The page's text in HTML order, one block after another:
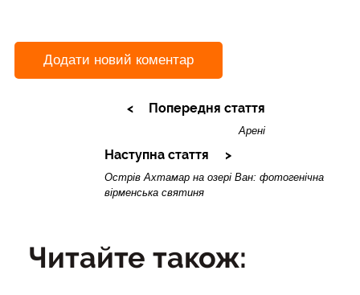
Додати новий коментар
Попередня стаття
Арені
Наступна стаття
Острів Ахтамар на озері Ван: фотогенічна
вірменська святиня
Читайте також: